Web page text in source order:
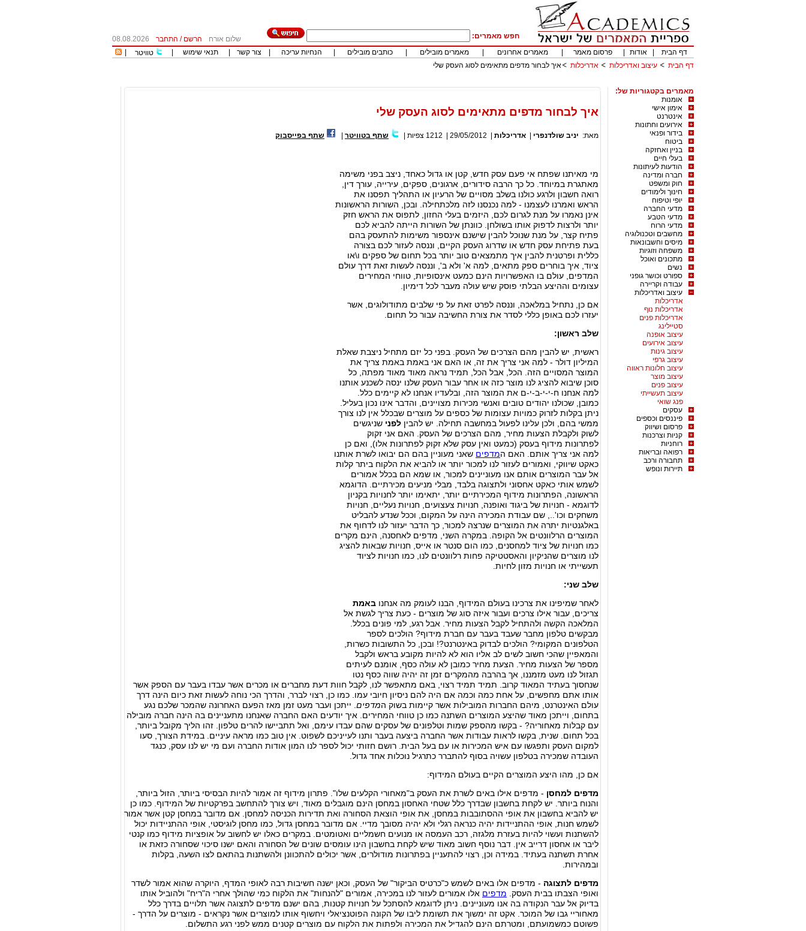
חפש מאמרים: שלום אורח הרשם / התחבר
08.08.2026
דף הבית
אודות פרסום מאמר מאמרים אחרונים מאמרים מובילים כותבים מובילים הנחיות עריכה צור קשר תנאי שימוש טוויטר
דף הבית
עיצוב ואדריכלות אדריכלות איך לבחור מדפים מתאימים לסוג העסק שלי
מאמרים בקטגוריות של:
אומנות
אימון אישי
אינטרנט
אירועים וחתונות
בידור ופנאי
ביטוח
בניין ואחזקה
בעלי חיים
הודעות לעיתונות
חברה ומדינה
חוק ומשפט
חינוך ולימודים
יופי וטיפוח
מדעי החברה
מדעי הטבע
מדעי הרוח
מחשבים וטכנולוגיה
מיסים וחשבונאות
משפחה וזוגיות
מתכונים ואוכל
נשים
ספורט וכושר גופני
עבודה וקריירה
עיצוב ואדריכלות
אדריכלות
אדריכלות נוף
אדריכלות פנים
סטיילינג
עיצוב אופנה
עיצוב אירועים
עיצוב גינות
עיצוב גרפי
עיצוב חלונות ראווה
עיצוב מוצר
עיצוב פנים
עיצוב תעשייתי
פנג שואי
עסקים
פיננסים וכספים
פרסום ושיווק
קניות וצרכנות
רוחניות
רפואה ובריאות
תחבורה ורכב
תיירות ונופש
איך לבחור מדפים מתאימים לסוג העסק שלי
מאת: יניב שולדנפרי אדריכלות 29/05/2012
1212 צפיות שתף בטוויטר שתף בפייסבוק
מי מאיתנו שפתח אי פעם עסק חדש, קטן או גדול כאחד, ניצב בפני משימה
מאתגרת במיוחד. כל כך הרבה סידורים, ארגונים, ספקים, עירייה, עורך דין,
רואה חשבון ולרגע כולנו בשלב מסויים של הרעיון או התהליך תפסנו את
הראש ואמרנו לעצמנו - למה נכנסנו לזה מלכתחילה. ובכן, השורות הראשונות
אינן נאמרו על מנת לגרום לכם, היזמים בעלי החזון, לתפוס את הראש חזק
יותר ולרצות לדפוק אותו בשולחן. כוונתן של השורות הייתה להביא לכם
פתיח קצר, על מנת שנוכל להבין שישנם אינספור משימות להתעסק בהם
בעת פתיחת עסק חדש או שדרוג העסק הקיים, וננסה לעזור לכם בצורה
כללית ופרטנית להבין איך מתמצאים טוב יותר בכל תחום של ספקים ו\או
ציוד, איך בוחרים ספק מתאים, למה א' ולא ב', וננסה לעשות זאת דרך עולם
המדפים, עולם בו האפשרויות הינם כמעט אינסופיות, טווחי המחירים
עצומים וההיצע הבלתי פוסק שיש עולה מעבר לכל דימיון.
אם כן, נתחיל במלאכה, וננסה לפרט זאת על פי שלבים מתודולוגים, אשר
יעזרו לכם באופן כללי לסדר את צורת החשיבה עבור כל תחום.
שלב ראשון:
ראשית, יש להבין מהם הצרכים של העסק. בפני כל יזם מתחיל ניצבת שאלת
המיליון דולר - למה אני צריך את זה, או האם אני באמת באמת צריך את
המוצר המסויים הזה. הכל, אבל הכל, תמיד נראה מאוד מאוד מפתה, כל
סוכן שיבוא להציג לנו מוצר כזה או אחר עבור העסק שלנו ינסה לשכנע אותנו
למה אנחנו ח-י-י-ב-י-ם את המוצר הזה, ובלעדיו אנחנו לא קיימים כלל.
כמובן, שכולנו יהודים טובים ואנשי מכירות מצויינים, והדבר אינו נכון בעליל.
ניתן בקלות לזרוק כמויות עצומות של כספים על מוצרים שבכלל אין לנו צורך
ממשי בהם, ולכן עלינו לפעול במחשבה תחילה. יש להבין לפני שניגשים
לשוק ולקבלת הצעות מחיר, מהם הצרכים של העסק. האם אני זקוק
לפתרונות מידוף בעסק (כמעט ואין עסק שלא זקוק לפתרונות אלו), ואם כן
למה אני צריך אותם. האם המדפים שאני מעוניין בהם הם יבואו לשרת אותנו
כאקט שיווקי, ואמורים לעזור לנו למכור יותר או להביא את הלקוח ביתר קלות
אל עבר המוצרים אותם אנו מעוניינים למכור, או שמא הם בכלל אמורים
לשמש אותי כאקט אחסוני ולתצוגה בלבד, מבלי מניעים מכירתיים. הדוגמא
הראשונה, הפתרונות מידוף המכירתיים יותר, יתאימו יותר לחנויות בקניון
לדוגמא - חנויות של ביגוד ואופנה, חנויות צעצועים, חנויות נעליים, חנויות
משחקים וכו'.., שם עבודת המכירה הינה על המקום, וככל שנדע להבליט
באלגנטיות יתרה את המוצרים שנרצה למכור, כך הדבר יעזור לנו לדחוף את
המוצרים הרלוונטים אל הקופה. במקרה השני, מדפים לאחסנה, הינם מקרים
כמו חנויות של ציוד למחסנים, כמו הום סנטר או אייס, חנויות שבאות להציג
לנו מוצרים שהניקיון והאסטטיקה פחות רלוונטים לנו, כמו חנויות לציוד
תעשייתי או חנויות מזון לחיות.
שלב שני:
לאחר שמיפינו את צרכינו בעולם המידוף, הבנו לעומק מה אנחנו באמת
צריכים, עבור אילו צרכים ועבור איזה סוג של מוצרים - כעת צריך לגשת אל
המלאכה הקשה ולהתחיל לקבל הצעות מחיר. אבל רגע, למי פונים בכלל.
מבקשים טלפון מחבר שעבד בעבר עם חברת מידוף? הולכים לספר
הטלפונים המקומי? הולכים לבדוק באינטרנט?! ובכן, כל התשובות כשרות,
והמאפיין שהכי חשוב לשים לב אליו הוא לא להיות מקובע בראש ולקבל
מספר של הצעות מחיר. הצעת מחיר כמובן לא עולה כסף, אומנם לעיתים
תגזול לנו מעט מזמננו, אך בהרבה מהמקרים זמן זה יהיה שווה כסף נטו
שנחסוך בעתיד המאוד קרוב. תמיד תמיד רצוי, באם מתאפשר לנו, לקבל חוות דעת מחברים או מכרים אשר עבדו בעבר עם הספק אשר
אותו אתם מחפשים, על אחת כמה וכמה אם היה להם ניסיון חיובי עמו. כמו כן, רצוי לברר, והדרך הכי נוחה לעשות זאת כיום הינה דרך
עולם האינטרנט, מיהם החברות המובילות אשר קיימות בשוק המדפים . ייתכן ועבר מעט זמן מאז הפעם האחרונה שהמכר שלכם נגע
בתחום, וייתכן מאוד שהיצע המוצרים השתנה כמו כן טווחי המחירים. איך יודעים האם החברה שאנחנו מתעניינים בה הינה חברה מובילה
עם קבלות מאחוריה? - בקשו מהספק שמות וטלפונים של עסקים שהם עבדו עימם, ואל תתביישו להרים טלפון. זהו הליך מקובל ביותר,
בכל תחום. שנית, בקשו לראות עבודות אשר החברה ביצעה בעבר ותנו לעייניכם לשפוט. אין טוב כמו מראה עיניים. במידת הצורך, סעו
למקום העסק ותפגשו עם איש המכירות או עם בעל הבית. רושם חזותי יכול לספר לנו המון אודות החברה ועם מי יש לנו עסק, כנגד
העובדה שמכירה בטלפון עשויה בסוף להתברר כתרגיל נוכלות אחד גדול.
אם כן, מהו היצע המוצרים הקיים בעולם המידוף:
מדפים למחסן - מדפים אילו באים לשרת את העסק ב"מאחורי הקלעים שלו". פתרון מידוף זה אמור להיות הבסיסי ביותר, הזול ביותר,
והנוח ביותר. יש לקחת בחשבון שבדרך כלל שטחי האחסון במחסן הינם מוגבלים מאוד, ויש צורך להתחשב בפרקטיות של המידוף. כמו כן
יש להביא בחשבון את אופי ההסתובבות במחסן, את אופי הוצאת הסחורה ואת תדירות הכניסה למחסן. אם מדובר במחסן קטן אשר אמור
לשמש חנות, אופי ההתניידות יהיה כנראה רגלי ולא יהיה מסובך מדיי. אם מדובר במחסן גדול, כמו מחסן לוגיסטי, אופי ההתניידות יכול
להשתנות ועשוי להיות בעזרת מלגזה, רכב העמסה או מנועים חשמליים ואטומטים. במקרים כאלו יש לחשוב על אופציות מידוף כמו קנטי
ליבר או אחסון דרייב אין. דבר נוסף חשוב מאוד שיש לקחת בחשבון הינו עומסים שונים של הסחורה והאם ישנו סיכוי שסחורה כזאת או
אחרת תשתנה בעתיד. במידה וכן, רצוי להתעניין בפתרונות מודולרים, אשר יכולים להתכוונן ולהשתנות בהתאם לצו השעה, בקלות
ובמהירות.
מדפים לתצוגה - מדפים אלו באים לשמש כ"כרטיס הביקור" של העסק, וכאן ישנה חשיבות רבה לאופי המדף, היוקרה שהוא אמור לשדר
ואופי הצבתו בבית העסק. מדפים אלו אמורים לעזור לנו במכירה, אמורים "להנחות" את הלקוח כמי שהולך אחרי ה"ריח" ולהוביל אותו
בדיוק אל עבר הנקודה בה אנו מעוניינים. ניתן לדוגמא להסתכל על חנויות קטנות, בהם ישנם מדפים לתצוגה אשר תלויים בדרך כלל
מאחוריי גבו של המוכר. אקט זה ימשוך את תשומת ליבו של הקונה הפוטנציאלי ויחשוף אותו למוצרים אשר נקראים - מוצרים על הדרך -
פשוטם כמשמועתם, ומטרתם הינם להגדיל את המכירה ולפתות את הלקוח עם מוצרים קטנים ממש לפני רגע התשלום.